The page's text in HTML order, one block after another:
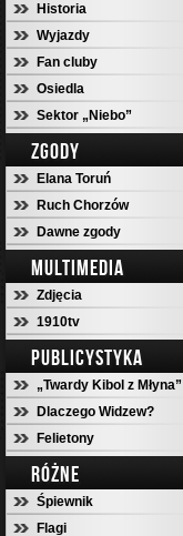
Historia
Wyjazdy
Fan cluby
Osiedla
Sektor „Niebo”
ZGODY
Elana Toruń
Ruch Chorzów
Dawne zgody
MULTIMEDIA
Zdjęcia
1910tv
PUBLICYSTYKA
„Twardy Kibol z Młyna”
Dlaczego Widzew?
Felietony
RÓŻNE
Śpiewnik
Flagi